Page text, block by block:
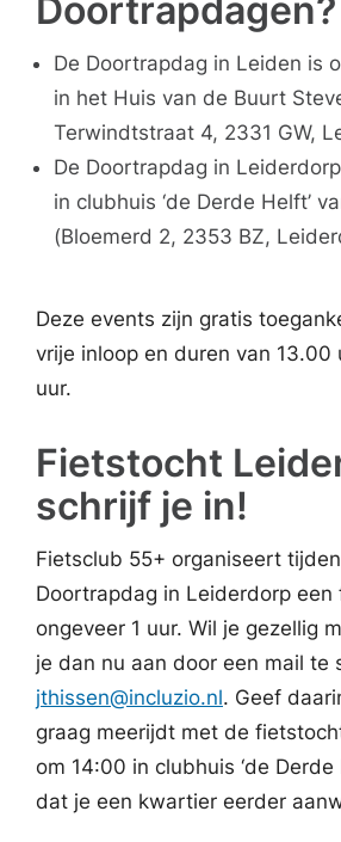
Doortrapdagen?
De Doortrapdag in Leiden is
in het Huis van de Buurt
Terwindtstraat 4, 2331 GW,
De Doortrapdag in
in clubhuis ‘de Derde Helft’
(Bloemerd 2, 2353 BZ,
Deze events zijn gratis
vrije inloop en duren van 13.00
uur.
Fietstocht
schrijf je in!
Fietsclub 55+ organiseert
Doortrapdag in Leiderdorp een
ongeveer 1 uur. Wil je gezellig
je dan nu aan door een mail te
jthissen@incluzio.nl. Geef
graag meerijdt met de
om 14:00 in clubhuis ‘de Derde
dat je een kwartier eerder